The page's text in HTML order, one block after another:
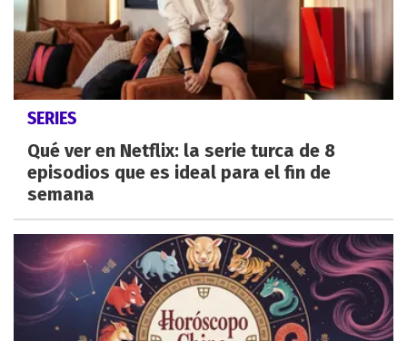
SERIES
Qué ver en Netflix: la serie turca de 8
episodios que es ideal para el fin de
semana